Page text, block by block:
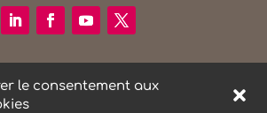
le consentement aux
LE SITE
Search Button